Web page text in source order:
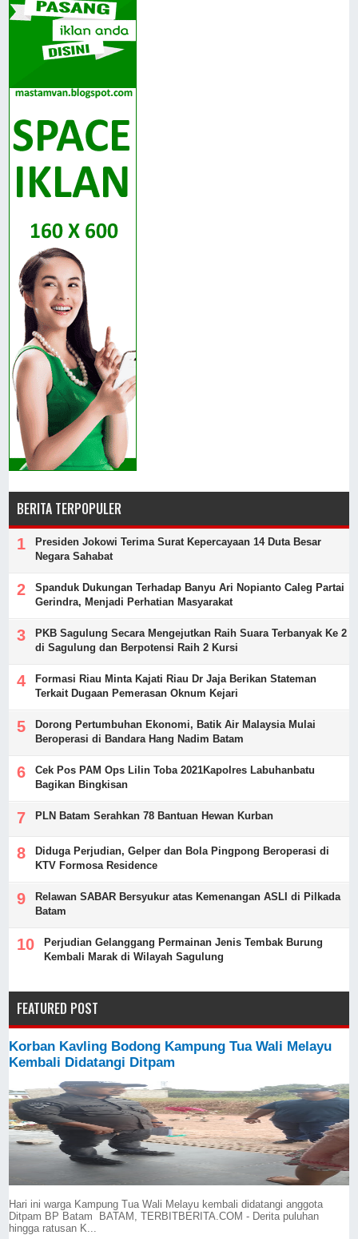
BERITA TERPOPULER
Presiden Jokowi Terima Surat Kepercayaan 14 Duta Besar
Negara Sahabat
Spanduk Dukungan Terhadap Banyu Ari Nopianto Caleg Partai
Gerindra, Menjadi Perhatian Masyarakat
PKB Sagulung Secara Mengejutkan Raih Suara Terbanyak Ke 2
di Sagulung dan Berpotensi Raih 2 Kursi
Formasi Riau Minta Kajati Riau Dr Jaja Berikan Stateman
Terkait Dugaan Pemerasan Oknum Kejari
Dorong Pertumbuhan Ekonomi, Batik Air Malaysia Mulai
Beroperasi di Bandara Hang Nadim Batam
Cek Pos PAM Ops Lilin Toba 2021Kapolres Labuhanbatu
Bagikan Bingkisan
PLN Batam Serahkan 78 Bantuan Hewan Kurban
Diduga Perjudian, Gelper dan Bola Pingpong Beroperasi di
KTV Formosa Residence
Relawan SABAR Bersyukur atas Kemenangan ASLI di Pilkada
Batam
Perjudian Gelanggang Permainan Jenis Tembak Burung
Kembali Marak di Wilayah Sagulung
FEATURED POST
Korban Kavling Bodong Kampung Tua Wali Melayu
Kembali Didatangi Ditpam
Hari ini warga Kampung Tua Wali Melayu kembali didatangi anggota
Ditpam BP Batam BATAM, TERBITBERITA.COM - Derita puluhan
hingga ratusan K...